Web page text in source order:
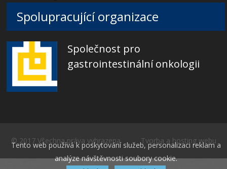
Spolupracující organizace
Společnost pro
gastrointestinální onkologii
© 2017 Všechna práva vyhrazena Tvorba a hosting webu
Tento web používá k poskytování služeb, personalizaci reklam a
analýze návštěvnosti soubory cookie.